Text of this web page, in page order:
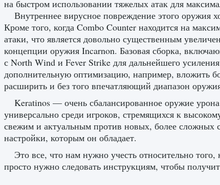
на быстром использовании тяжелых атак для
Внутреннее вирусное повреждение этого оружия
Кроме того, когда Combo Counter находится на
атаки, что является довольно существенным
концепции оружия Incarnon. Базовая сборка,
с North Wind и Fever Strike для дальнейшего
дополнительную оптимизацию, например, вложить
расширить и без того впечатляющий диапазон
Keratinos — очень сбалансированное оружие
универсально среди игроков, стремящихся к
свежим и актуальным против новых, более
настройки, которым он обладает.
Это все, что нам нужно учесть относительно
просто нужно следовать инструкциям, чтобы